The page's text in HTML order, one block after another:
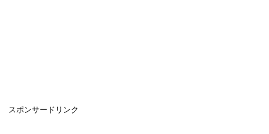
スポンサードリンク